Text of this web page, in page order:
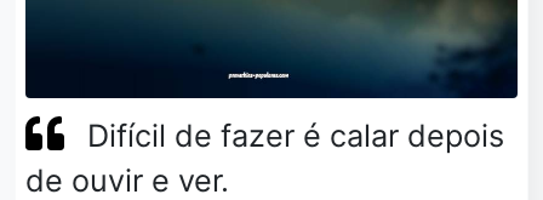
Difícil de fazer é calar depois
de ouvir e ver.